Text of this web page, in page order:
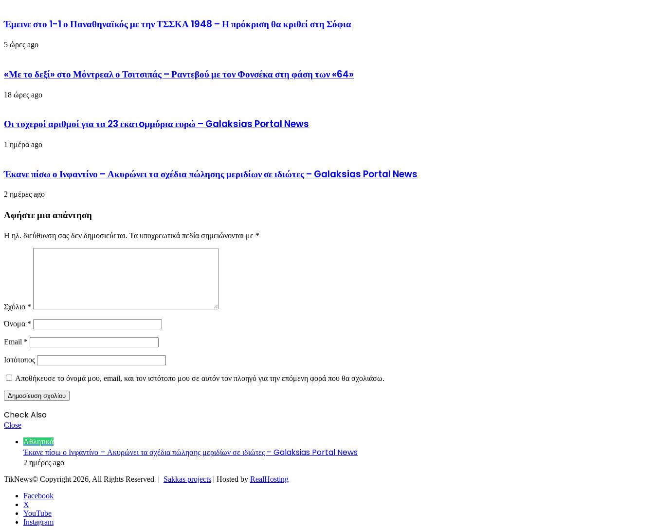
Έμεινε στο 1-1 ο Παναθηναϊκός με την ΤΣΣΚΑ 1948 – Η πρόκριση θα κριθεί στη Σόφια
5 ώρες ago
«Με το δεξί» στο Μόντρεαλ ο Τσιτσιπάς – Ραντεβού με τον Φονσέκα στη φάση των «64»
18 ώρες ago
Οι τυχεροί αριθμοί για τα 23 εκατoμμύρια ευρώ – Galaksias Portal News
1 ημέρα ago
Έκανε πίσω ο Ινφαντίνο – Ακυρώνει τα σχέδια πώλησης μεριδίων σε ιδιώτες – Galaksias Portal News
2 ημέρες ago
Αφήστε μια απάντηση
Η ηλ. διεύθυνση σας δεν δημοσιεύεται. Τα υποχρεωτικά πεδία σημειώνονται με *
Σχόλιο *
Όνομα *
Email *
Ιστότοπος
Αποθήκευσε το όνομά μου, email, και τον ιστότοπο μου σε αυτόν τον πλοηγό για την επόμενη φορά που θα σχολιάσω.
Check Also
Close
Αθλητικά
Έκανε πίσω ο Ινφαντίνο – Ακυρώνει τα σχέδια πώλησης μεριδίων σε ιδιώτες – Galaksias Portal News
2 ημέρες ago
TikNews© Copyright 2026, All Rights Reserved | Sakkas projects | Hosted by RealHosting
Facebook
X
YouTube
Instagram